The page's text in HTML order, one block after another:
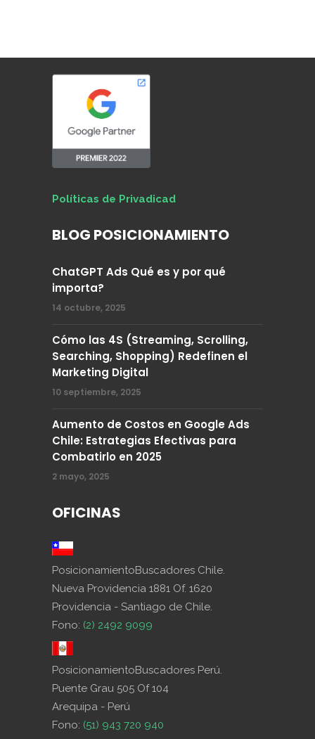
Políticas de Privadicad
BLOG POSICIONAMIENTO
ChatGPT Ads Qué es y por qué
importa?
14 octubre, 2025
Cómo las 4S (Streaming, Scrolling,
Searching, Shopping) Redefinen el
Marketing Digital
10 septiembre, 2025
Aumento de Costos en Google Ads
Chile: Estrategias Efectivas para
Combatirlo en 2025
2 mayo, 2025
OFICINAS
PosicionamientoBuscadores Chile.
Nueva Providencia 1881 Of. 1620
Providencia - Santiago de Chile.
Fono: (2) 2492 9099
PosicionamientoBuscadores Perú.
Puente Grau 505 Of 104
Arequipa - Perú
Fono: (51) 943 720 940